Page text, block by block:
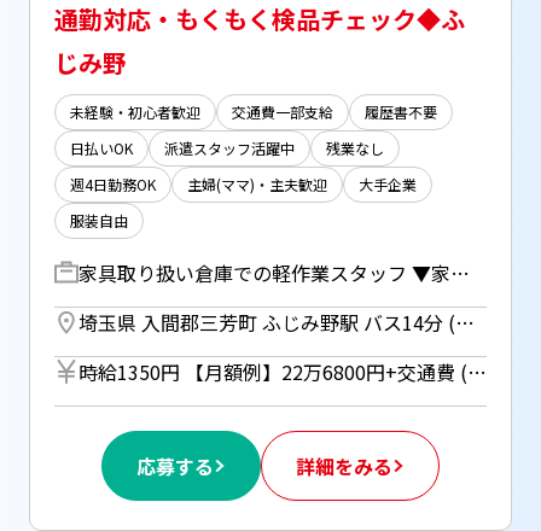
通勤対応・もくもく検品チェック◆ふ
じみ野
未経験・初心者歓迎 交通費一部支給
履歴書不要
日払いOK
派遣スタッフ活躍中
残業なし
週4日勤務OK
主婦(ママ)・主夫歓迎
大手企業
服装自由
家具取り扱い倉庫での軽作業スタッフ ▼家具を取り扱う通販サイトの倉庫内作業！ ・入荷時の検品、在庫データ登録 →ハンディを使用します ＊シンプルなお仕事で、未経験でも安心！ ＊お昼とは別に午前＆午後に有給休憩があるのも嬉しい♪
埼玉県 入間郡三芳町 ふじみ野駅 バス14分 (東武東上線)
時給1350円 【月額例】22万6800円+交通費 (時給1350円×実働8h×21日の場合) ※月額例は一例であり、保証するものではありません。 ★車・バイク通勤の場合はガソリン代支給（規定あり） ■日払いOK（所定労働時間の80％迄） ■給与は月1回の銀行振込となりますが、「JOBPAY（ジョブペイ）」の利用で就業当日に給料相当額の一部をセブン銀行や三菱UFJ銀行、コンビニ等のATMから受け取る事が可能です！※受取タイミングは自由だから週1回や月2回などの使い方もOK！ ◎『JOBPAY』はマイページにてカード発行手続き完了後より利用可能です♪ ⇒詳しくはお仕事紹介時に担当者までご相談ください
応募する 詳細をみる